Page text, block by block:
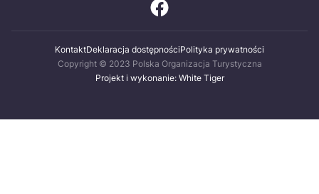
KontaktDeklaracja dostępnościPolityka prywatności
Copyright © 2023 Polska Organizacja Turystyczna
Projekt i wykonanie: White Tiger